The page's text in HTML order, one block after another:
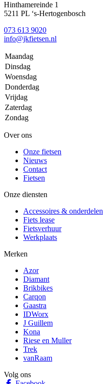
Hinthamereinde 1
5211 PL ‘s-Hertogenbosch
073 613 9020
info@jkfietsen.nl
Maandag
Dinsdag
Woensdag
Donderdag
Vrijdag
Zaterdag
Zondag
Over ons
Onze fietsen
Nieuws
Contact
Fietsen
Onze diensten
Accessoires & onderdelen
Fiets lease
Fietsverhuur
Werkplaats
Merken
Azor
Diamant
Brikbikes
Carqon
Gaastra
IDWorx
J Guillem
Kona
Riese en Muller
Trek
vanRaam
Volg ons